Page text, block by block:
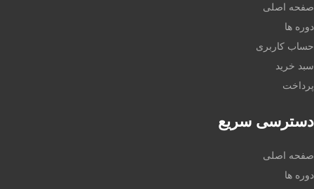
صفحه اصلی
دوره ها
حساب کاربری
سبد خرید
پرداخت
دسترسی سریع
صفحه اصلی
دوره ها